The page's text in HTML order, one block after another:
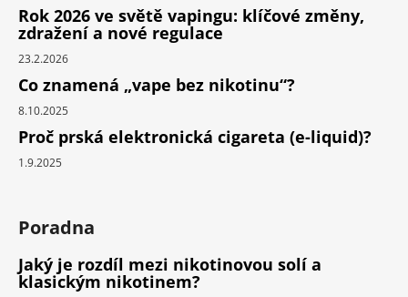
Rok 2026 ve světě vapingu: klíčové změny,
zdražení a nové regulace
23.2.2026
Co znamená „vape bez nikotinu“?
8.10.2025
Proč prská elektronická cigareta (e-liquid)?
1.9.2025
Poradna
Jaký je rozdíl mezi nikotinovou solí a
klasickým nikotinem?